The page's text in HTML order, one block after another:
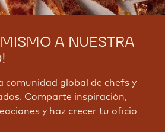
A NUESTRA
comunidad global de chefs y
Comparte inspiración,
y haz crecer tu oficio